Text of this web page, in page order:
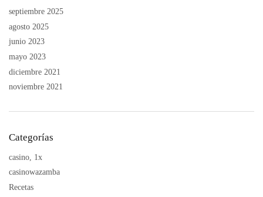
septiembre 2025
agosto 2025
junio 2023
mayo 2023
diciembre 2021
noviembre 2021
Categorías
casino, 1x
casinowazamba
Recetas